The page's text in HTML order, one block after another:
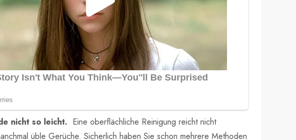
nicht so leicht. Eine oberflächliche Reinigung reicht nicht
üble Gerüche. Sicherlich haben Sie schon mehrere Methoden